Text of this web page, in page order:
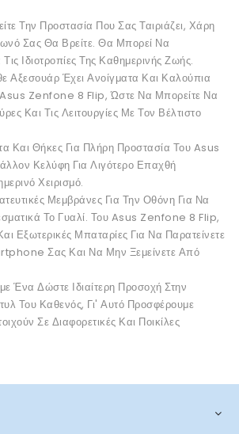
Την Προστασία Που Σας Ταιριάζει, Χάρη
Σας Θα Βρείτε. Θα Μπορεί Να
Ιδιοτροπίες Της Καθημερινής Ζωής.
Αξεσουάρ Έχει Ανοίγματα Και Καλούπια
Zenfone 8 Flip, Ώστε Να Μπορείτε Να
Και Τις Λειτουργίες Με Τον Βέλτιστο
Και Θήκες Για Πλήρη Προστασία Του Asus
Κελύφη Για Λιγότερο Επαχθή
Χειρισμό.
Μεμβράνες Για Την Οθόνη Για Να
Το Γυαλί. Του Asus Zenfone 8 Flip,
Εξωτερικές Μπαταρίες Για Να Παρατείνετε
Σας Και Να Μην Ξεμείνετε Από
Ένα Δώστε Ιδιαίτερη Προσοχή Στην
Του Καθενός, Γι' Αυτό Προσφέρουμε
Σε Διαφορετικές Και Ποικίλες